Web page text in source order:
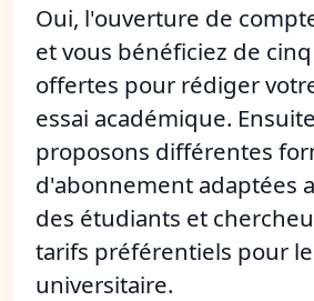
Oui, l'ouverture de
et vous bénéficiez de
offertes pour rédiger
essai académique.
proposons différentes
d'abonnement adaptées
des étudiants et
tarifs préférentiels pour
universitaire.